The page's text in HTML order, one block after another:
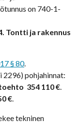
on 740-1-
Tontti ja rakennus
§ 80.
pohjahinnat:
354 110 €
€
tekninen